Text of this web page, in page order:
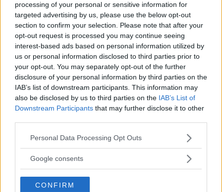
processing of your personal or sensitive information for
targeted advertising by us, please use the below opt-out
section to confirm your selection. Please note that after your
opt-out request is processed you may continue seeing
interest-based ads based on personal information utilized by
us or personal information disclosed to third parties prior to
your opt-out. You may separately opt-out of the further
disclosure of your personal information by third parties on the
IAB’s list of downstream participants. This information may
also be disclosed by us to third parties on the IAB’s List of
Downstream Participants that may further disclose it to other
Please note that this website/app uses one or more Google
not limited to your visit or usage behaviour. You may click to
use your data for below specified purposes in below Google
consent section.
Personal Data Processing Opt Outs
Google consents
CONFIRM
MISSA INTE KOMMANDE ARTIKLAR OM
SKODA OCTAVIA
Få vårt nyhetsbrev utan kostnad
Genom att anmäla dig godkänner du OK-förlagets
personuppgiftspolicy.
MER FRÅN VI BILÄGARE